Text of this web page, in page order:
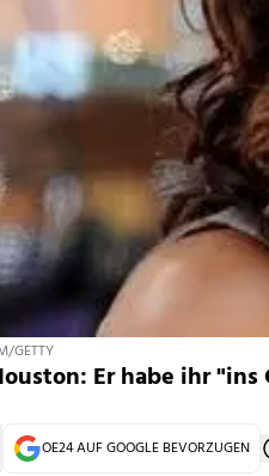
GETTY
Er habe ihr "ins
OE24 AUF GOOGLE BEVORZUGEN